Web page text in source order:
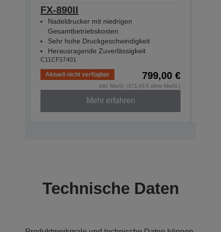
FX-890II
Nadeldrucker mit niedrigen
Gesamtbetriebskosten
Sehr hohe Druckgeschwindigkeit
Herausragende Zuverlässigkeit
C11CF37401
Aktuell nicht verfügbar 799,00 €
inkl. MwSt. (671,43 € ohne MwSt.)
Mehr erfahren
Technische Daten